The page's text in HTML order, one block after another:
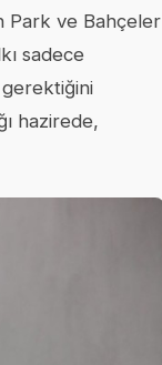
Park ve Bahçeler
sadece
gerektiğini
hazirede,